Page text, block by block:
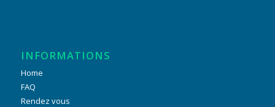
INFORMATIONS
Home
FAQ
Rendez vous